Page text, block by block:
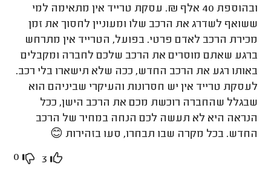
ובהוספת 40 אלף ₪. עסקת טרייד אין מתאימה למי
ששואף לשדרג את הרכב שלו ומעוניין לחסוך את זמן
מכירת הרכב לאדם פרטי. בפועל, הטרייד אין מתרחש
ברגע שאתם מוסרים את הרכב שלכם לחברה ומקבלים
באותו רגע את הרכב החדש, ככה שלא תישארו בלי רכב.
לעסקת טרייד אין יש חסרונות והעיקרי שביניהם הוא
שבגלל שהחברה רוכשת מכם את הרכב הישן, ככל
הנראה היא לא תעשה לכם הנחה במחיר של הרכב
החדש. בכל מקרה שבו תבחרו, סעו בזהירות 😊
3
0